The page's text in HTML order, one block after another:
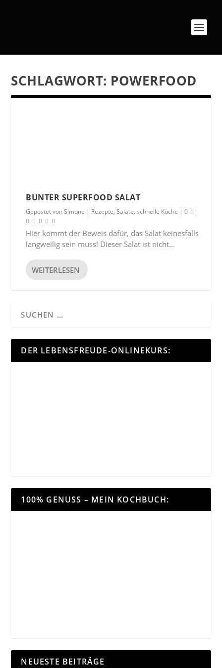
SCHLAGWORT: POWERFOOD
BUNTER SUPERFOOD SALAT
Gepostet vonSimone | Rezepte,Salate,schnelle Küche |0 |
Hier kommt der Beweis dafür, das Salat keinesfalls
langweilig sein muss! Dieser Salat ist nicht...
WEITERLESEN
DER LEBENSFREUDE-ONLINEKURS:
100% GENUSS – MEIN KOCHBUCH:
NEUESTE BEITRÄGE